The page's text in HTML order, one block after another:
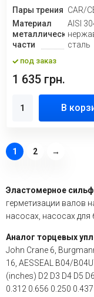
Пары трения CAR/
Материал
металлической
части
AISI
сталь
под заказ
1 635 грн.
В
1 2 →
Эластомерное
герметизации валов
насосах, насосах
Аналог торцевых
John Crane 6,
16, AESSEAL B04/
(inches) D2 D3 D4 D5
0.312 0.656 0.250